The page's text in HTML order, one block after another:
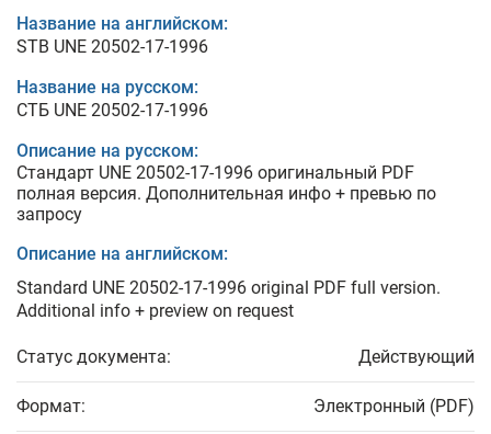
Название на английском:
STB UNE 20502-17-1996
Название на русском:
СТБ UNE 20502-17-1996
Описание на русском:
Стандарт UNE 20502-17-1996 оригинальный PDF
полная версия. Дополнительная инфо + превью по
запросу
Описание на английском:
Standard UNE 20502-17-1996 original PDF full version.
Additional info + preview on request
Статус документа: Действующий
Формат: Электронный (PDF)